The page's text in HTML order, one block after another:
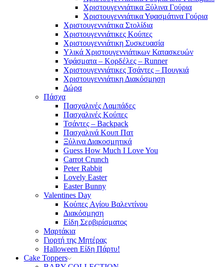
Χριστουγεννιάτικα Ξύλινα Γούρια
Χριστουγεννιάτικα Υφασμάτινα Γούρια
Χριστουγεννιάτικα Στολίδια
Χριστουγεννιάτικες Κούπες
Χριστουγεννιάτικη Συσκευασία
Υλικά Χριστουγεννιάτικων Κατασκευών
Υφάσματα – Κορδέλες – Runner
Χριστουγεννιάτικες Τσάντες – Πουγκιά
Χριστουγεννιάτικη Διακόσμηση
Δώρα
Πάσχα
Πασχαλινές Λαμπάδες
Πασχαλινές Κούπες
Τσάντες – Backpack
Πασχαλινά Κουπ Πατ
Ξύλινα Διακοσμητικά
Guess How Much I Love You
Carrot Crunch
Peter Rabbit
Lovely Easter
Easter Bunny
Valentines Day
Κούπες Aγίου Βαλεντίνου
Διακόσμηση
Είδη Σερβιρίσματος
Μαρτάκια
Γιορτή της Μητέρας
Halloween Είδη Πάρτυ!
Cake Toppers